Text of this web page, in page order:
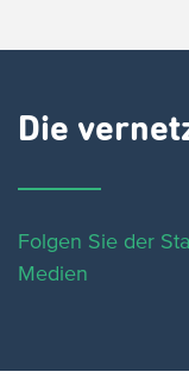
Die
Folgen Sie der
Medien